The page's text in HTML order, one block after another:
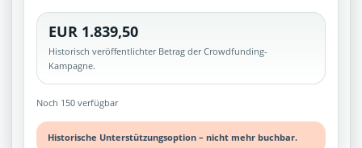
EUR 1.839,50
Historisch veröffentlichter Betrag der Crowdfunding-
Kampagne.
Noch 150 verfügbar
Historische Unterstützungsoption – nicht mehr buchbar.